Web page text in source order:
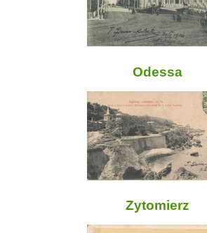
Odessa
Zytomierz